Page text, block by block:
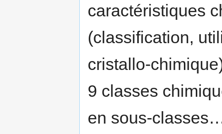
caractéristiques
(classification,
cristallo-
9 classes
en sous-